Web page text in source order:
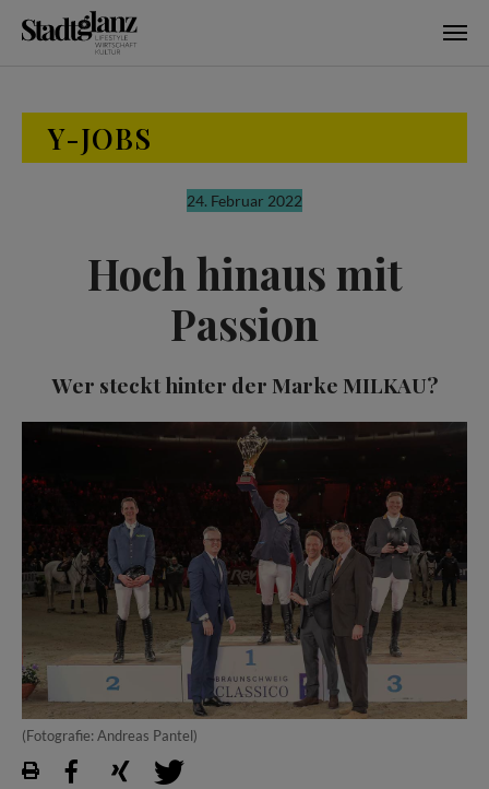
Y-JOBS
24. Februar 2022
Hoch hinaus mit
Passion
Wer steckt hinter der Marke MILKAU?
(Fotografie: Andreas Pantel)